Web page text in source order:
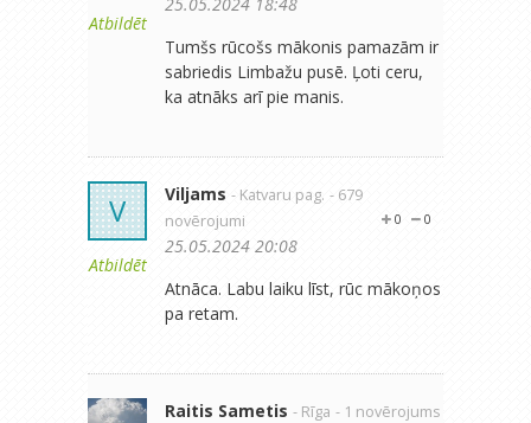
Atbildēt
Tumšs rūcošs mākonis pamazām ir
sabriedis Limbažu pusē. Ļoti ceru,
ka atnāks arī pie manis.
V
Atbildēt
Viljams - Katvaru pag. - 679
novērojumi
0
0
25.05.2024 20:08
Atnāca. Labu laiku līst, rūc mākoņos
pa retam.
Raitis Sametis - Rīga - 1 novērojums